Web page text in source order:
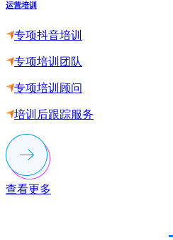
运营培训
专项抖音培训
专项培训团队
专项培训顾问
培训后跟踪服务
查看更多